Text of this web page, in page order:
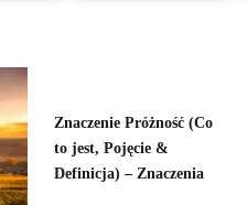
Znaczenie Próżność (Co
to jest, Pojęcie &
Definicja) – Znaczenia